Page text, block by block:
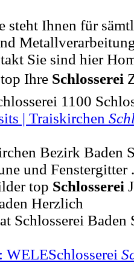
steht Ihnen für
Sie sind hier
Ihre Schlosserei
1100
| Traiskirchen
Bezirk Baden
und Fenstergitter
top Schlosserei
Herzlich
Schlosserei Baden
WELESchlosserei